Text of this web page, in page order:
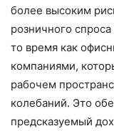
более высоким
розничного
то время как
компаниями,
рабочем
колебаний. Это
предсказуемый